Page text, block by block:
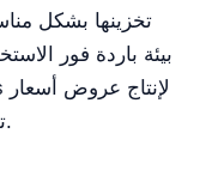
تخزينها بشكل
بيئة باردة فور
تلقائية لشراء سهل وخالٍ من المتاعب.